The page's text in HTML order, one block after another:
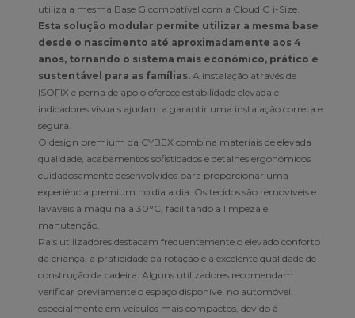
utiliza a mesma Base G compatível com a Cloud G i-Size.
Esta solução modular permite utilizar a mesma base
desde o nascimento até aproximadamente aos 4
anos, tornando o sistema mais económico, prático e
sustentável para as famílias. A instalação através de
ISOFIX e perna de apoio oferece estabilidade elevada e
indicadores visuais ajudam a garantir uma instalação correta e
segura.
O design premium da CYBEX combina materiais de elevada
qualidade, acabamentos sofisticados e detalhes ergonómicos
cuidadosamente desenvolvidos para proporcionar uma
experiência premium no dia a dia. Os tecidos são removíveis e
laváveis à máquina a 30°C, facilitando a limpeza e
manutenção.
Pais utilizadores destacam frequentemente o elevado conforto
da criança, a praticidade da rotação e a excelente qualidade de
construção da cadeira. Alguns utilizadores recomendam
verificar previamente o espaço disponível no automóvel,
especialmente em veículos mais compactos, devido à